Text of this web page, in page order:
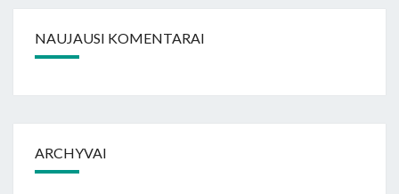
NAUJAUSI KOMENTARAI
ARCHYVAI